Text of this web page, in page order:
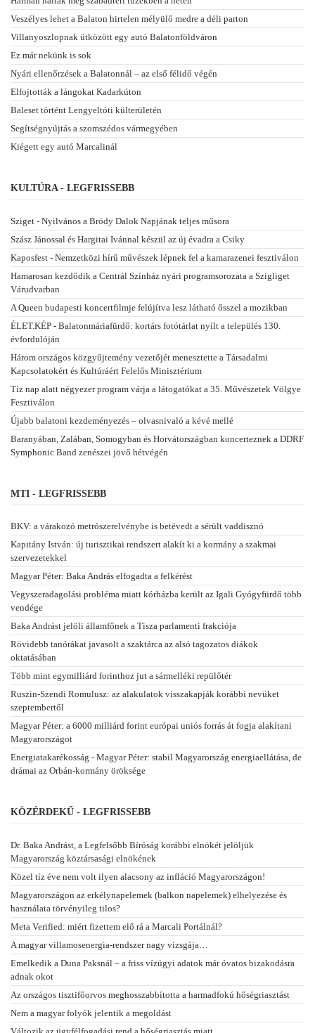
Veszélyes lehet a Balaton hirtelen mélyülő medre a déli parton
Villanyoszlopnak ütközött egy autó Balatonföldváron
Ez már nekünk is sok
Nyári ellenőrzések a Balatonnál – az első félidő végén
Elfojtották a lángokat Kadarkúton
Baleset történt Lengyeltóti külterületén
Segítségnyújtás a szomszédos vármegyében
Kiégett egy autó Marcalinál
KULTÚRA - LEGFRISSEBB
Sziget - Nyilvános a Bródy Dalok Napjának teljes műsora
Szász Jánossal és Hargitai Ivánnal készül az új évadra a Csiky
Kaposfest - Nemzetközi hírű művészek lépnek fel a kamarazenei fesztiválon
Hamarosan kezdődik a Centrál Színház nyári programsorozata a Szigliget
Várudvarban
A Queen budapesti koncertfilmje felújítva lesz látható ősszel a mozikban
ÉLET.KÉP - Balatonmáriafürdő: kortárs fotótárlat nyílt a település 130.
évfordulóján
Három országos közgyűjtemény vezetőjét menesztette a Társadalmi
Kapcsolatokért és Kultúráért Felelős Minisztérium
Tíz nap alatt négyezer program várja a látogatókat a 35. Művészetek Völgye
Fesztiválon
Újabb balatoni kezdeményezés – olvasnivaló a kévé mellé
Baranyában, Zalában, Somogyban és Horvátországban koncerteznek a DDRF
Symphonic Band zenészei jövő hétvégén
MTI - LEGFRISSEBB
BKV: a várakozó metrószerelvénybe is betévedt a sérült vaddisznó
Kapitány István: új turisztikai rendszert alakít ki a kormány a szakmai
szervezetekkel
Magyar Péter: Baka András elfogadta a felkérést
Vegyszeradagolási probléma miatt kórházba került az Igali Gyógyfürdő több
vendége
Baka Andrást jelöli államfőnek a Tisza parlamenti frakciója
Rövidebb tanórákat javasolt a szaktárca az alsó tagozatos diákok
oktatásában
Több mint egymilliárd forinthoz jut a sármelléki repülőtér
Ruszin-Szendi Romulusz: az alakulatok visszakapják korábbi nevüket
szeptembertől
Magyar Péter: a 6000 milliárd forint európai uniós forrás át fogja alakítani
Magyarországot
Energiatakarékosság - Magyar Péter: stabil Magyarország energiaellátása, de
drámai az Orbán-kormány öröksége
KÖZÉRDEKŰ - LEGFRISSEBB
Dr. Baka Andrást, a Legfelsőbb Bíróság korábbi elnökét jelöljük
Magyarország köztársasági elnökének
Közel tíz éve nem volt ilyen alacsony az infláció Magyarországon!
Magyarországon az erkélynapelemek (balkon napelemek) elhelyezése és
használata törvényileg tilos?
Meta Verified: miért fizettem elő rá a Marcali Portálnál?
A magyar villamosenergia-rendszer nagy vizsgája…
Emelkedik a Duna Paksnál – a friss vízügyi adatok már óvatos bizakodásra
adnak okot
Az országos tisztifőorvos meghosszabbította a harmadfokú hőségriasztást
Nem a magyar folyók jelentik a megoldást